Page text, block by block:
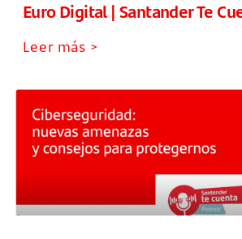
Euro Digital | Santander Te
Leer más >